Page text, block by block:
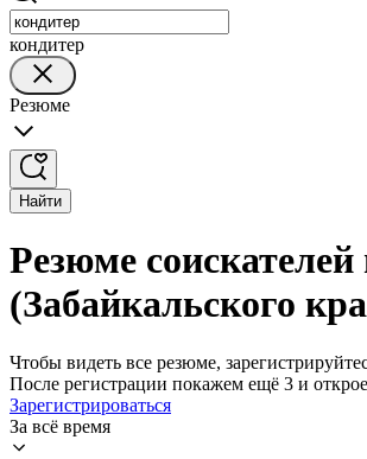
кондитер
Резюме
Найти
Резюме
(Забайкальского
Чтобы видеть все резюме,
После регистрации покажем ещё 3 и
Зарегистрироваться
За всё время